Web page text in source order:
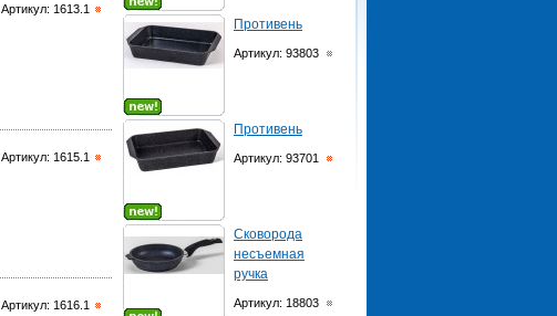
Артикул: 1613.1
Артикул: 1615.1
Артикул: 1616.1
Противень
Артикул: 93803
Противень
Артикул: 93701
Сковорода
несъемная
ручка
Артикул: 18803